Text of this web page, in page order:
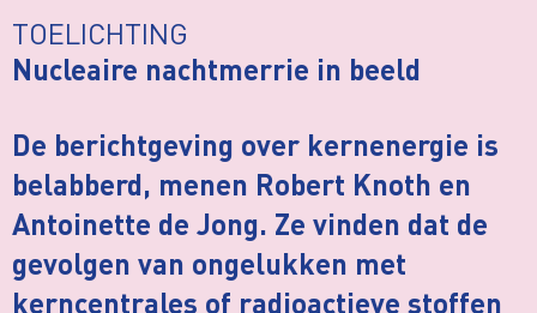
TOELICHTING
Nucleaire nachtmerrie in beeld
De berichtgeving over kernenergie is
belabberd, menen Robert Knoth en
Antoinette de Jong. Ze vinden dat de
gevolgen van ongelukken met
kerncentrales of radioactieve stoffen